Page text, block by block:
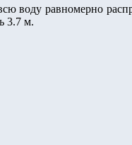
воду равномерно
3.7 м.